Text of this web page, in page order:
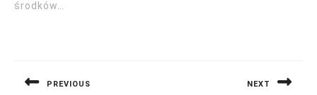
środków…
PREVIOUS NEXT